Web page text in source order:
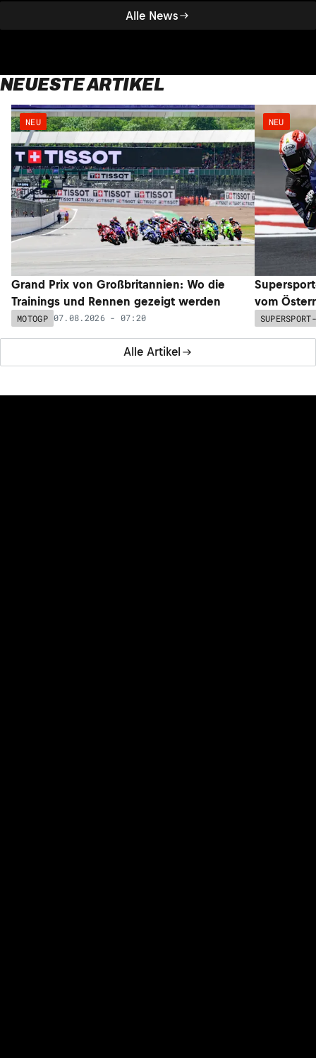
Alle News
NEUESTE ARTIKEL
Alle Artikel
NEU
Grand Prix von Großbritannien: Wo die
Trainings und Rennen gezeigt werden
MOTOGP 07.08.2026 - 07:20
NEU
vom
SUPERSPORT-